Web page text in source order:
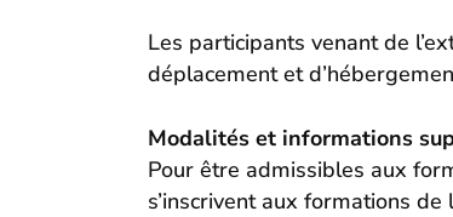
Les participants venant de
déplacement et
Modalités et informations
Pour être admissibles aux
s’inscrivent aux formations